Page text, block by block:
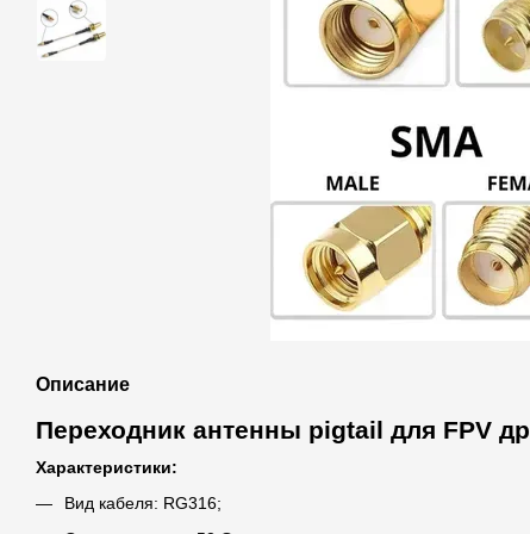
Описание
Переходник антенны pigtail для FPV
Характеристики:
Вид кабеля: RG316;